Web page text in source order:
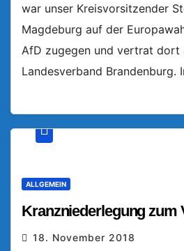
war unser Kreisvorsitzender
Magdeburg auf der
AfD zugegen und vertrat dort
Landesverband Brandenburg.
ALLGEMEIN
Kranzniederlegung zum
18. November 2018